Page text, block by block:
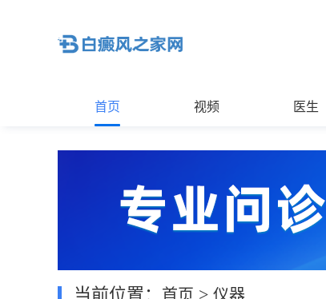
首页 视频 医生
当前位置： 首页 > 仪器